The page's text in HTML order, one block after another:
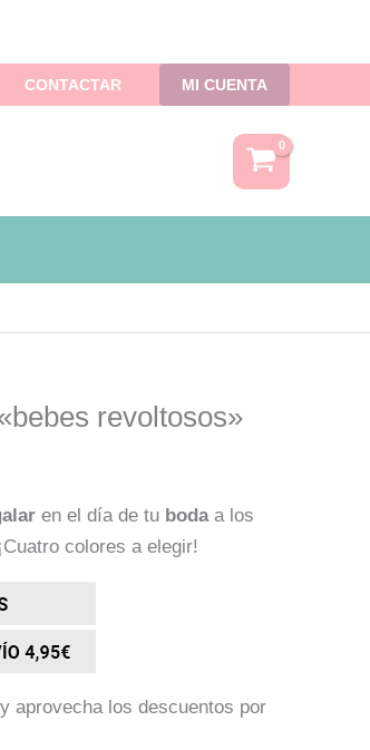
CONTACTAR MI CUENTA
revoltosos»
en el día de tu bodaa los
colores a elegir!
aprovecha los descuentos por